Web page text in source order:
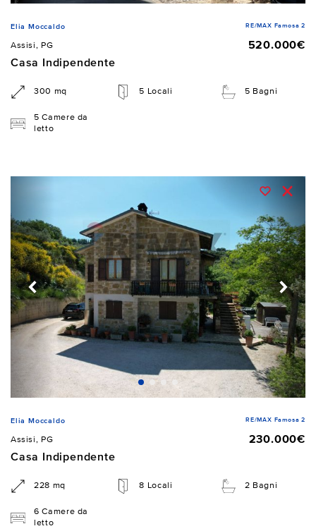
Elia Moccaldo RE/MAX Famosa 2
Assisi, PG
520.000€
Casa Indipendente
300 mq 5 Locali 5 Bagni
5 Camere da
letto
Elia Moccaldo RE/MAX Famosa 2
Assisi, PG
230.000€
Casa Indipendente
228 mq 8 Locali 2 Bagni
6 Camere da
letto